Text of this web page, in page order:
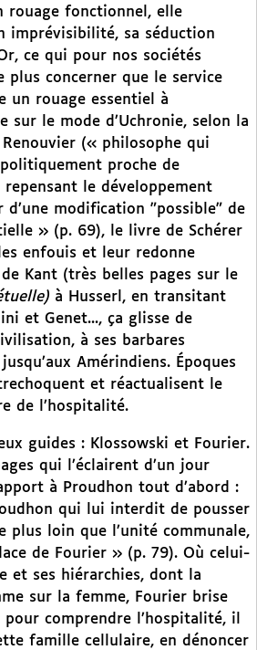
rouage fonctionnel, elle
imprévisibilité, sa séduction
ce qui pour nos sociétés
plus concerner que le service
un rouage essentiel à
sur le mode d’Uchronie, selon la
(« philosophe qui
proche de
le développement
modification "possible" de
» (p. 69), le livre de Schérer
enfouis et leur redonne
Kant (très belles pages sur le
à Husserl, en transitant
et Genet..., ça glisse de
à ses barbares
Amérindiens. Époques
et réactualisent le
de l’hospitalité.
guides : Klossowski et Fourier.
qui l’éclairent d’un jour
à Proudhon tout d’abord :
qui lui interdit de pousser
plus loin que l’unité communale,
de Fourier » (p. 79). Où celui-
et ses hiérarchies, dont la
sur la femme, Fourier brise
comprendre l’hospitalité, il
famille cellulaire, en dénoncer